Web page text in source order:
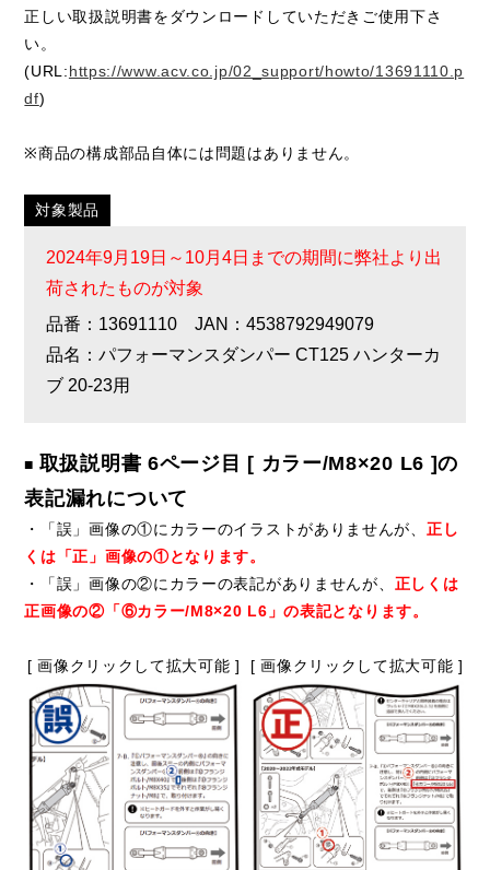
正しい取扱説明書をダウンロードしていただきご使用下さ
い。
(URL:https://www.acv.co.jp/02_support/howto/13691110.p
df)
※商品の構成部品自体には問題はありません。
対象製品
2024年9月19日～10月4日までの期間に弊社より出
荷されたものが対象
品番：13691110 JAN：4538792949079
品名：パフォーマンスダンパー CT125 ハンターカ
ブ 20-23用
■ 取扱説明書 6ページ目 [ カラー/M8×20 L6 ]の
表記漏れについて
・「誤」画像の①にカラーのイラストがありませんが、 正し
くは「正」画像の①となります。
・「誤」画像の②にカラーの表記がありませんが、 正しくは
正画像の②「⑥カラー/M8×20 L6」の表記となります。
[ 画像クリックして拡大可能 ] [ 画像クリックして拡大可能 ]